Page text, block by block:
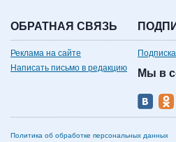
ОБРАТНАЯ СВЯЗЬ
Реклама на сайте
Написать письмо в редакцию
Мы в
Политика об обработке персональных данных